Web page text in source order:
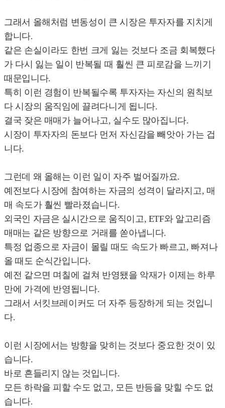
그래서 올해처럼 변동성이 큰 시장은 투자자를 지치게
합니다.
같은 손실이라도 한번 크게 잃는 것보다 조금 회복했다
가 다시 잃는 일이 반복될 때 훨씬 큰 피로감을 느끼기
때문입니다.
특히 이런 경험이 반복될수록 투자자는 자신의 원칙보
다 시장의 움직임에 끌려다니게 됩니다.
결국 잦은 매매가 늘어나고, 실수도 많아집니다.
시장이 투자자의 돈보다 먼저 자신감을 빼앗아 가는 겁
니다.
그런데 왜 올해는 이런 일이 자주 벌어질까요.
예전보다 시장에 참여하는 자금의 성격이 달라지고, 매
매 속도가 훨씬 빨라졌습니다.
외국인 자금은 실시간으로 움직이고, ETF와 알고리즘
매매는 같은 방향으로 거래를 쏟아냅니다.
특정 업종으로 자금이 몰릴 때도 속도가 빠르고, 빠져나
올 때도 순식간입니다.
예전 같으면 며칠에 걸쳐 반영됐을 악재가 이제는 하루
만에 가격에 반영됩니다.
그래서 서킷브레이커도 더 자주 등장하게 되는 것입니
다.
이런 시장에서는 방향을 맞히는 것보다 중요한 것이 있
습니다.
바로 흔들리지 않는 것입니다.
모든 하락을 피할 수도 없고, 모든 반등을 맞힐 수도 없
습니다.